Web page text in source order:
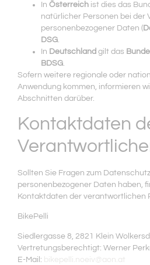
In Österreich ist dies das
natürlicher Personen bei der
personenbezogener Daten (
DSG.
In Deutschland gilt das
BDSG.
Sofern weitere regionale oder
Anwendung kommen, informieren
Abschnitten darüber.
Kontaktdaten
Sollten Sie Fragen zum
personenbezogener Daten haben,
Kontaktdaten der verantwortlichen
BikePelli
Siedlergasse 8, 2821 Klein
Vertretungsberechtigt: Werner
E-Mail: bikepelli.noeiv@aon.at